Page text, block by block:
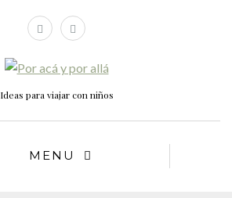
Ideas para viajar con niños
MENU